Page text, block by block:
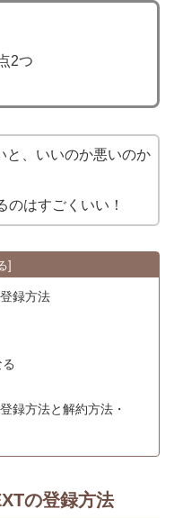
2つ
と、いいのか悪いのか
のはすごくいい！
録方法
録方法と解約方法・
の登録方法